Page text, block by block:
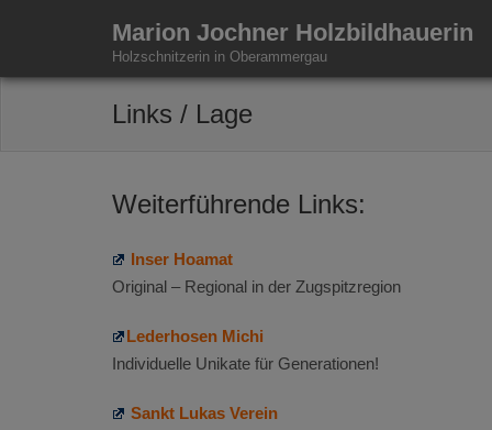
Marion Jochner Holzbildhauerin
Holzschnitzerin in Oberammergau
Links / Lage
Weiterführende Links:
Inser Hoamat
Original – Regional in der Zugspitzregion
Lederhosen Michi
Individuelle Unikate für Generationen!
Sankt Lukas Verein